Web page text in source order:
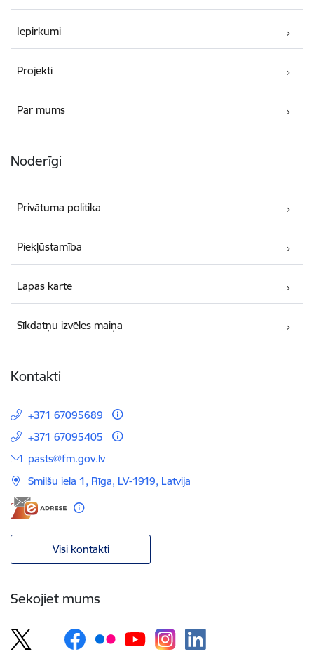
Iepirkumi
Projekti
Par mums
Noderīgi
Privātuma politika
Piekļūstamība
Lapas karte
Sīkdatņu izvēles maiņa
Kontakti
+371 67095689
+371 67095405
E-pasts:
pasts@fm.gov.lv
Smilšu iela 1, Rīga, LV-1919, Latvija
Visi kontakti
Sekojiet mums